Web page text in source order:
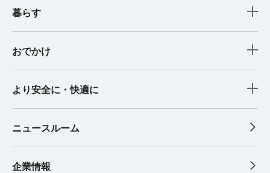
暮らす
おでかけ
より安全に・快適に
ニュースルーム
企業情報